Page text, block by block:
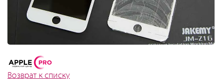
Возврат к списку